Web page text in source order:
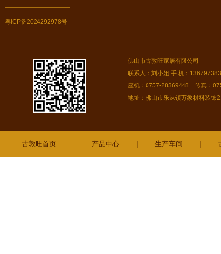
粤ICP备2024292978号
佛山市古敦旺家居有限公司
联系人：刘小姐 手 机：
座机：0757-28369448 传真：
地址：佛山市乐从镇万象材料装饰
古敦旺首页 | 产品中心 | 生产车间 |